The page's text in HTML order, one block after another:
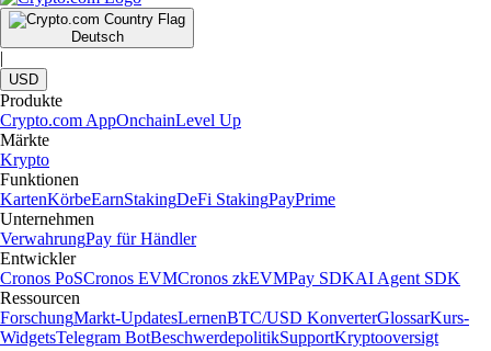
Deutsch
|
USD
Produkte
Crypto.com AppOnchainLevel Up
Märkte
Krypto
Funktionen
KartenKörbeEarnStakingDeFi StakingPayPrime
Unternehmen
VerwahrungPay für Händler
Entwickler
Cronos PoSCronos EVMCronos zkEVMPay SDKAI Agent SDK
Ressourcen
ForschungMarkt-UpdatesLernenBTC/USD KonverterGlossarKurs-
WidgetsTelegram BotBeschwerdepolitikSupportKryptooversigt